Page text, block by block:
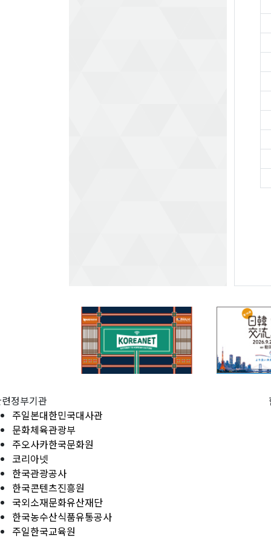
정부기관
주일본대한민국대사관
문화체육관광부
주오사카한국문화원
코리아넷
한국관광공사
한국콘텐츠진흥원
국외소재문화유산재단
한국농수산식품유통공사
주일한국교육원